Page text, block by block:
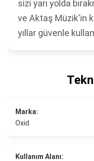
sizi yarı yolda
ve Aktaş Müzik'in
yıllar güvenle
Marka:
Oxid
Kullanım Alanı: